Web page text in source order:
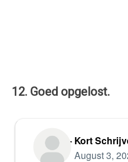
12. Goed opgelost.
— Kort
August 3,